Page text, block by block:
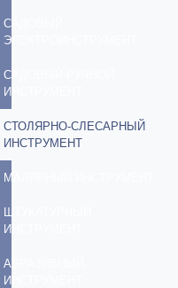
САДОВЫЙ
ЭЛЕКТРОИНСТРУМЕНТ
САДОВЫЙ РУЧНОЙ
ИНСТРУМЕНТ
СТОЛЯРНО-СЛЕСАРНЫЙ
ИНСТРУМЕНТ
МАЛЯРНЫЙ ИНСТРУМЕНТ
ШТУКАТУРНЫЙ
ИНСТРУМЕНТ
АБРАЗИВНЫЙ
ИНСТРУМЕНТ